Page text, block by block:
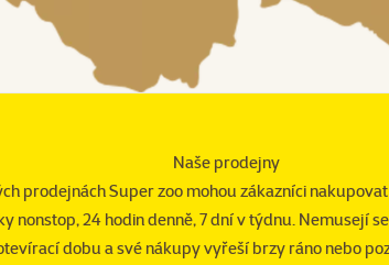
Naše prodejny
prodejnách Super zoo mohou zákazníci
nonstop, 24 hodin denně, 7 dní v týdnu. Nemusejí
dobu a své nákupy vyřeší brzy ráno nebo